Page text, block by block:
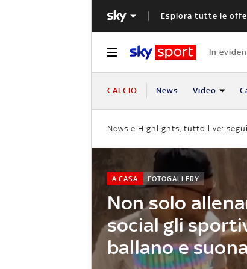
Esplora tutte le
In
CALCIO News Video
News e Highlights, tutto live:
Non solo
social gli
ballano e
A CASA FOTOGALLERY